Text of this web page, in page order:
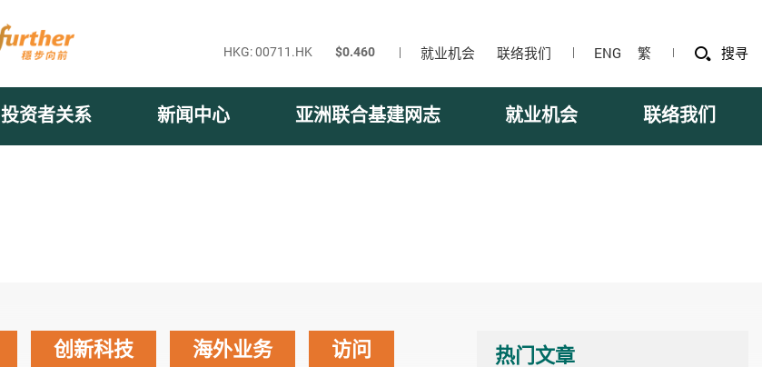
就业机会 联络我们 ENG 繁 搜寻
投资者关系 新闻中心 亚洲联合基建网志 就业机会 联络我们
创新科技 海外业务
访问
热门文章